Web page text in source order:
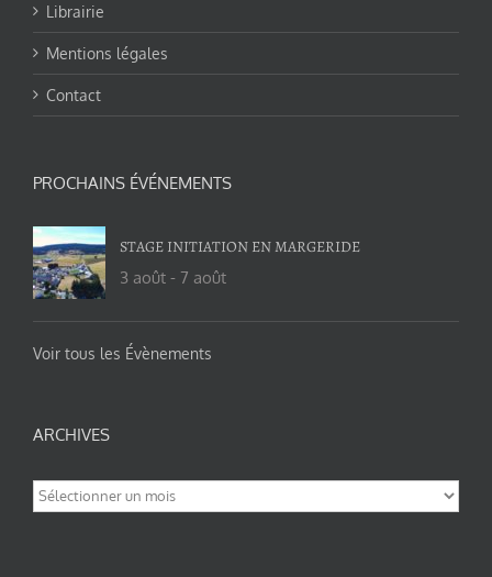
Librairie
Mentions légales
Contact
PROCHAINS ÉVÉNEMENTS
STAGE INITIATION EN MARGERIDE
3 août - 7 août
Voir tous les Évènements
ARCHIVES
Archives